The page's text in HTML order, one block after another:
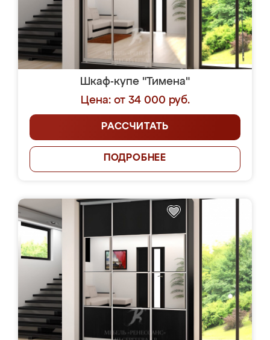
Шкаф-купе "Тимена"
Цена: от 34 000 руб.
РАССЧИТАТЬ
ПОДРОБНЕЕ